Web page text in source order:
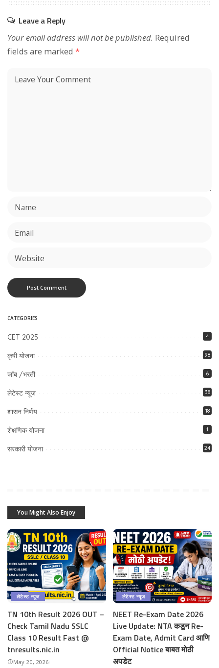
Leave a Reply
Your email address will not be published. Required
fields are marked *
CATEGORIES
CET 2025 4
कृषी योजना 98
जॉब /भरती 6
लेटेस्ट न्यूज 38
शासन निर्णय 18
शेक्षणिक योजना 1
सरकारी योजना 24
You Might Also Enjoy
लेटेस्ट न्यूज
TN 10th Result 2026 OUT –
Check Tamil Nadu SSLC
Class 10 Result Fast @
tnresults.nic.in
May 20, 2026
लेटेस्ट न्यूज
NEET Re-Exam Date 2026
Live Update: NTA कडून Re-
Exam Date, Admit Card आणि
Official Notice बाबत मोठी
अपडेट